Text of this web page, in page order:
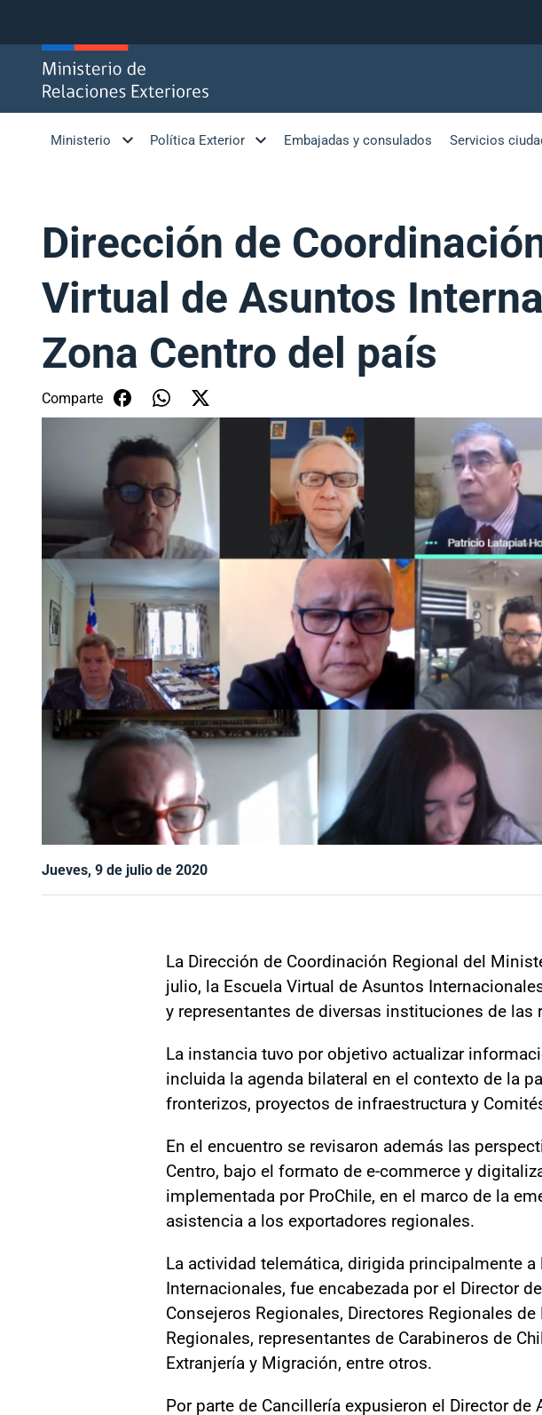
Ministerio Política Exterior Embajadas y consulados Servicios
Dirección de
Virtual de Asuntos
Zona Centro del país
Comparte
Jueves, 9 de julio de 2020
La Dirección de Coordinación Regional del
julio, la Escuela Virtual de Asuntos
y representantes de diversas instituciones de
La instancia tuvo por objetivo actualizar
incluida la agenda bilateral en el contexto de la
fronterizos, proyectos de infraestructura y
En el encuentro se revisaron además las
Centro, bajo el formato de e-commerce y
implementada por ProChile, en el marco de la
asistencia a los exportadores regionales.
La actividad telemática, dirigida principalmente
Internacionales, fue encabezada por el Director
Consejeros Regionales, Directores Regionales
Regionales, representantes de Carabineros de
Extranjería y Migración, entre otros.
Por parte de Cancillería expusieron el Director